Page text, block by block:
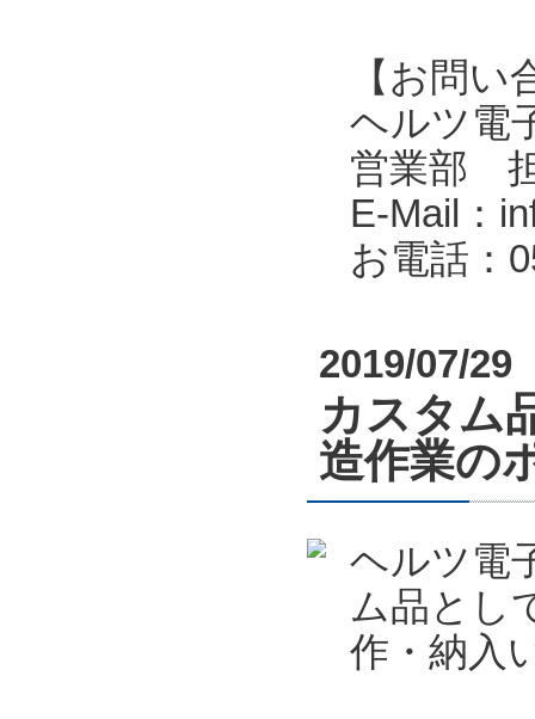
【お問い
ヘルツ電
営業部
E-Mail：
お電話：
2019/07/29
カスタム
造作業の
ヘルツ電
ム品とし
作・納入